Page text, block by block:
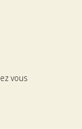
vous